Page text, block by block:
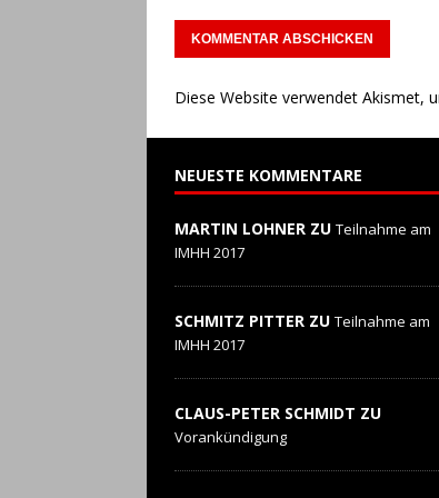
Diese Website verwendet Akismet,
NEUESTE KOMMENTARE
MARTIN LOHNER ZU Teilnahme am
IMHH 2017
SCHMITZ PITTER ZU Teilnahme am
IMHH 2017
CLAUS-PETER SCHMIDT ZU
Vorankündigung